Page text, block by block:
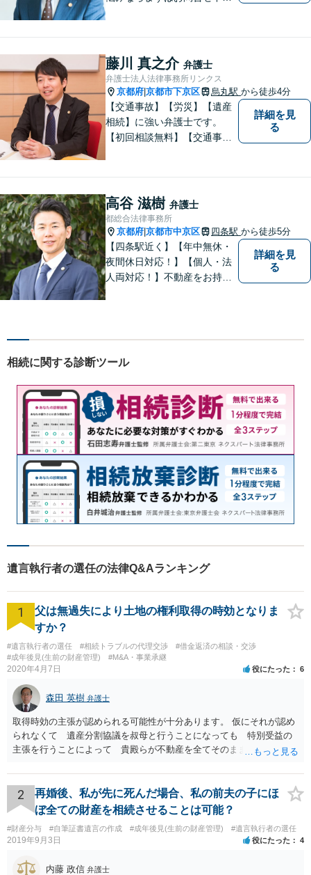
藤川 真之介 弁護士
弁護士法人法律事務所リンクス
京都府 京都市下京区 烏丸駅 から徒歩4分
【交通事故】【労災】【遺産
相続】に強い弁護士です。
【初回相談無料】【交通事故
徒歩５分】の法律事務所リン
クスの代表弁護士で【弁護士
経験１０年以上】になりま
す。
詳細を見
る
高谷 滋樹 弁護士
都総合法律事務所
京都府 京都市中京区 四条駅 から徒歩5分
【四条駅近く】【年中無休・
夜間休日対応！】【個人・法
人両対応！】不動産をお持ち
【24時間予約受付】【出張相
約）全社対応いたします】
詳細を見
る
相続に関する診断ツール
遺言執行者の選任の法律Q&Aランキング
1
父は無過失により土地の権利取得の時効となりま
すか？
#遺言執行者の選任 #相続トラブルの代理交渉
#借金返済の相談・交渉
#成年後見(生前の財産管理)
#M&A・事業承継
2020年4月7日 役にたった 6
森田 英樹 弁護士
取得時効の主張が認められる可能性が十分あります。 仮にそれが認め
られなくて 遺産分割協議を叔母と行うことになっても 特別受益の
主張を行うことによって 貴殿らが不動産を全てそのまま取得できる
2
再婚後、私が先に死んだ場合、私の前夫の子にほ
ぼ全ての財産を相続させることは可能？
#財産分与 #自筆証書遺言の作成 #成年後見(生前の財産管理) #遺言執行者の選任
2019年9月3日 役にたった 4
内藤 政信 弁護士